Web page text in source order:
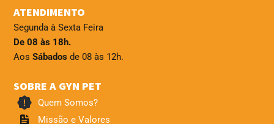
ATENDIMENTO
Segunda à Sexta Feira
De 08 às 18h.
Aos Sábados de 08 às 12h.
SOBRE A GYN PET
Quem Somos?
Missão e Valores